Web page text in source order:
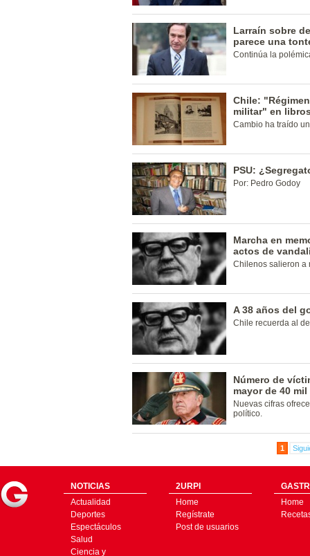
Larraín sobre
parece una
Continúa la
Chile:
militar" en
Cambio ha traído
PSU:
Por: Pedro Godoy
Marcha en
actos de
Chilenos salieron a
A 38 años del
Chile recuerda al
Número de
mayor de 40 mil
Nuevas cifras
político.
1
NOTICIAS
Actualidad
Deportes
Espectáculos
Salud
Ciencia y
2URPI
Home
Regístrate
Post de usuarios
Home